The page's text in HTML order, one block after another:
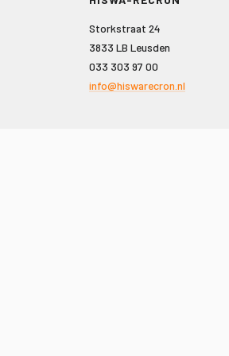
Storkstraat 24
3833 LB Leusden
033 303 97 00
info@hiswarecron.nl